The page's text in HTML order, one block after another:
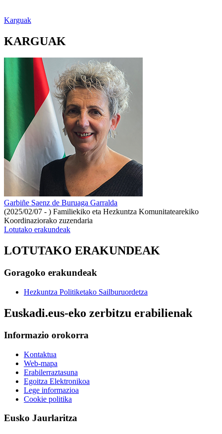
Karguak
KARGUAK
Garbiñe Saenz de Buruaga Garralda
(2025/02/07 - ) Familiekiko eta Hezkuntza Komunitatearekiko
Koordinaziorako zuzendaria
Lotutako erakundeak
LOTUTAKO ERAKUNDEAK
Goragoko erakundeak
Hezkuntza Politiketako Sailburuordetza
Euskadi.eus-eko zerbitzu erabilienak
Informazio orokorra
Kontaktua
Web-mapa
Erabilerraztasuna
Egoitza Elektronikoa
Lege informazioa
Cookie politika
Eusko Jaurlaritza